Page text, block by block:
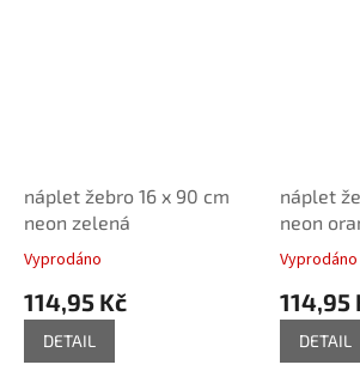
náplet žebro 16 x 90 cm
neon zelená
Vyprodáno
114,95 Kč
DETAIL
náplet
neon
Vyprodáno
114,95
DETAIL